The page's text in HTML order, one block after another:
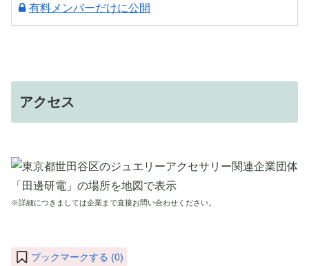
有料メンバーだけに公開
アクセス
※詳細につきましては企業まで直接お問い合わせください。
ブックマークする (0)